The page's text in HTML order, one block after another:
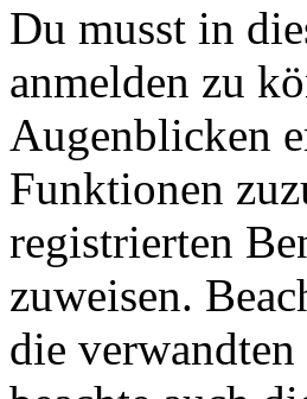
Du musst in
anmelden zu
Augenblicken
Funktionen
registrierten
zuweisen.
die